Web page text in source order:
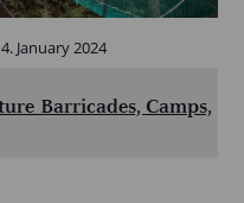
Barricades, Camps,
January 2024